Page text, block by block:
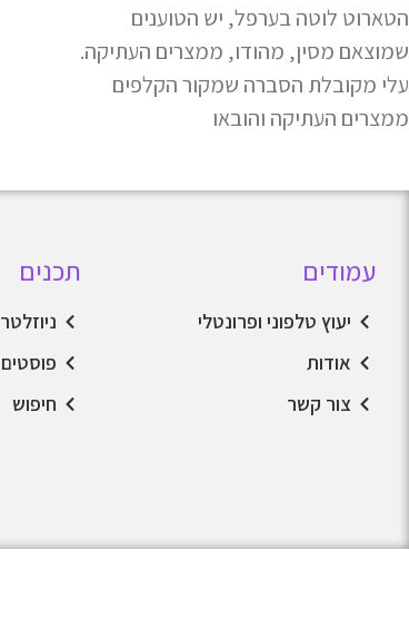
הטארוט לוטה בערפל, יש הטוענים
שמוצאם מסין, מהודו, ממצרים העתיקה.
עלי מקובלת הסברה שמקור הקלפים
ממצרים העתיקה והובאו
עמודים
יעוץ טלפוני ופרונטלי
אודות
צור קשר
תכנים
ניוזלטר
פוסטים
חיפוש